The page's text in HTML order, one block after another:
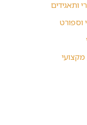
ותאגידים
וספורט